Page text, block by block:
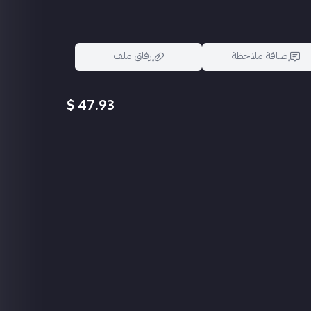
إضافة ملاحظة إرفاق ملف
47.93 $